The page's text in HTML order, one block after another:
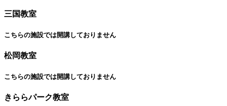
三国教室
こちらの施設では開講しておりません
松岡教室
こちらの施設では開講しておりません
きららパーク教室